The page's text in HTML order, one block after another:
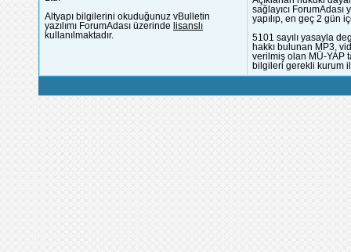
Altyapı bilgilerini okuduğunuz vBulletin
yazılımı ForumAdası üzerinde lisanslı
kullanılmaktadır.
sağlayıcı
yapılıp, en geç 2 gün
5101 sayılı yasayla
hakkı bulunan MP3,
verilmiş olan MÜ-YAP
bilgileri gerekli kurum